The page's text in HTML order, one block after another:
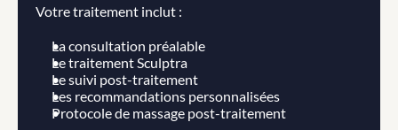
Votre traitement inclut :
La consultation préalable
Le traitement Sculptra
Le suivi post-traitement
Les recommandations personnalisées
Protocole de massage post-traitement